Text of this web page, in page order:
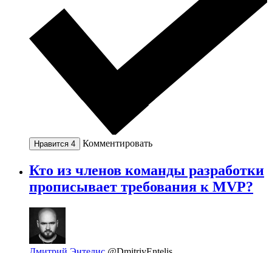
Нравится 4 Комментировать
Кто из членов команды разработки
прописывает требования к MVP?